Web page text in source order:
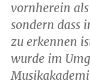
vornherein
sondern dass
zu erkennen
wurde im